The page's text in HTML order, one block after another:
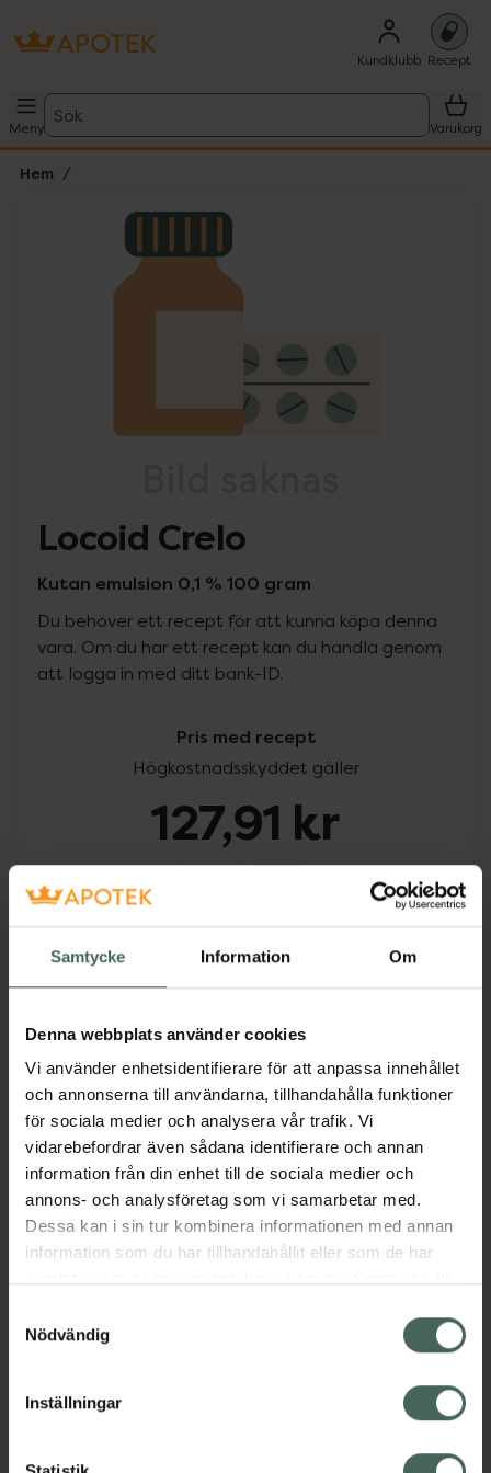
Samtycke Information Om
Denna webbplats använder cookies
Vi använder enhetsidentifierare för att anpassa innehållet
och annonserna till användarna, tillhandahålla funktioner
för sociala medier och analysera vår trafik. Vi
vidarebefordrar även sådana identifierare och annan
information från din enhet till de sociala medier och
annons- och analysföretag som vi samarbetar med.
Dessa kan i sin tur kombinera informationen med annan
information som du har tillhandahållit eller som de har
återkalla ditt samtycke via webbplatsens
cookieinställningar. Ett återkallat samtycke påverkar inte
lagligheten av behandling som skett innan återkallelsen.
Nödvändig
Inställningar
Kundklubb Recept
Meny
Sök
Varukorg
Hem
Lista: . Innehåller 1 objekt.
Locoid Crelo
Kutan emulsion 0,1 % 100 gram
Du behöver ett recept för att kunna köpa denna
vara. Om du har ett recept kan du handla genom
att logga in med ditt bank-ID.
Pris med recept
Högkostnadsskyddet gäller
127,91 kr
I apotek:127,91 kr
Köp via ditt recept
Beskrivning Dölj
Läs alltid bipacksedeln innan
användning.
EAN:
04260095687258